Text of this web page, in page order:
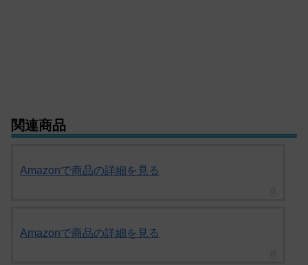
関連商品
Amazonで商品の詳細を見る
Amazonで商品の詳細を見る